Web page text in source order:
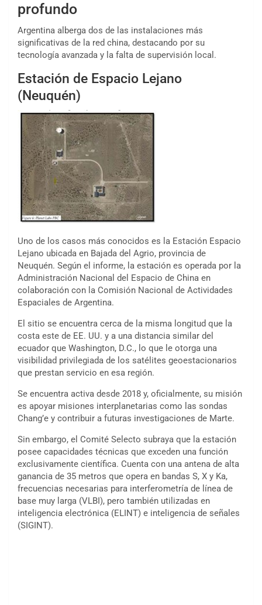
profundo
Argentina alberga dos de las instalaciones más
significativas de la red china, destacando por su
tecnología avanzada y la falta de supervisión local.
Estación de Espacio Lejano
(Neuquén)
Uno de los casos más conocidos es la Estación Espacio
Lejano ubicada en Bajada del Agrio, provincia de
Neuquén. Según el informe, la estación es operada por la
Administración Nacional del Espacio de China en
colaboración con la Comisión Nacional de Actividades
Espaciales de Argentina.
El sitio se encuentra cerca de la misma longitud que la
costa este de EE. UU. y a una distancia similar del
ecuador que Washington, D.C., lo que le otorga una
visibilidad privilegiada de los satélites geoestacionarios
que prestan servicio en esa región.
Se encuentra activa desde 2018 y, oficialmente, su misión
es apoyar misiones interplanetarias como las sondas
Chang’e y contribuir a futuras investigaciones de Marte.
Sin embargo, el Comité Selecto subraya que la estación
posee capacidades técnicas que exceden una función
exclusivamente científica. Cuenta con una antena de alta
ganancia de 35 metros que opera en bandas S, X y Ka,
frecuencias necesarias para interferometría de línea de
base muy larga (VLBI), pero también utilizadas en
inteligencia electrónica (ELINT) e inteligencia de señales
(SIGINT).